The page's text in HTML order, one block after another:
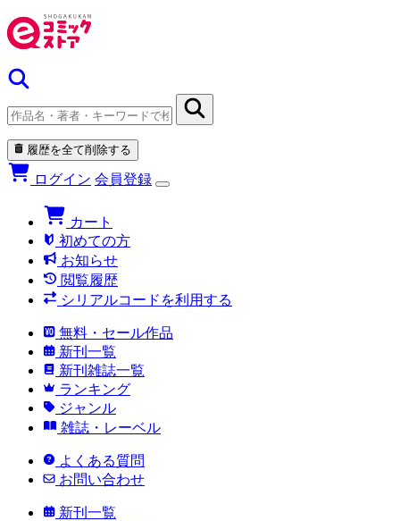
履歴を全て削除する
ログイン 会員登録
カート
初めての方
お知らせ
閲覧履歴
シリアルコードを利用する
無料・セール作品
新刊一覧
新刊雑誌一覧
ランキング
ジャンル
雑誌・レーベル
よくある質問
お問い合わせ
新刊一覧